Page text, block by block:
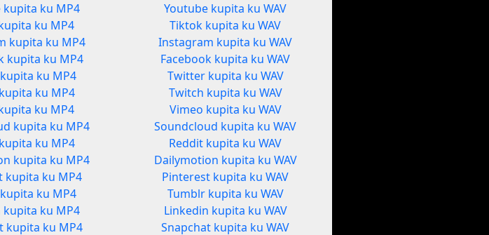
kupita ku MP4
ku MP4
kupita ku MP4
kupita ku MP4
ku MP4
ku MP4
ku MP4
kupita ku MP4
ku MP4
kupita ku MP4
kupita ku MP4
ku MP4
kupita ku MP4
kupita ku MP4
Youtube kupita ku WAV
Tiktok kupita ku WAV
Instagram kupita ku WAV
Facebook kupita ku WAV
Twitter kupita ku WAV
Twitch kupita ku WAV
Vimeo kupita ku WAV
Soundcloud kupita ku WAV
Reddit kupita ku WAV
Dailymotion kupita ku WAV
Pinterest kupita ku WAV
Tumblr kupita ku WAV
Linkedin kupita ku WAV
Snapchat kupita ku WAV